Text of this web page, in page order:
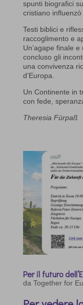
spunti biografici
cristiano
Testi biblici e
raccoglimento e
Un’agape finale
concluso gli
una convivenza
d’Europa.
Un Continente in
con fede,
Theresia Fürpaß
Per il futuro
da Together for